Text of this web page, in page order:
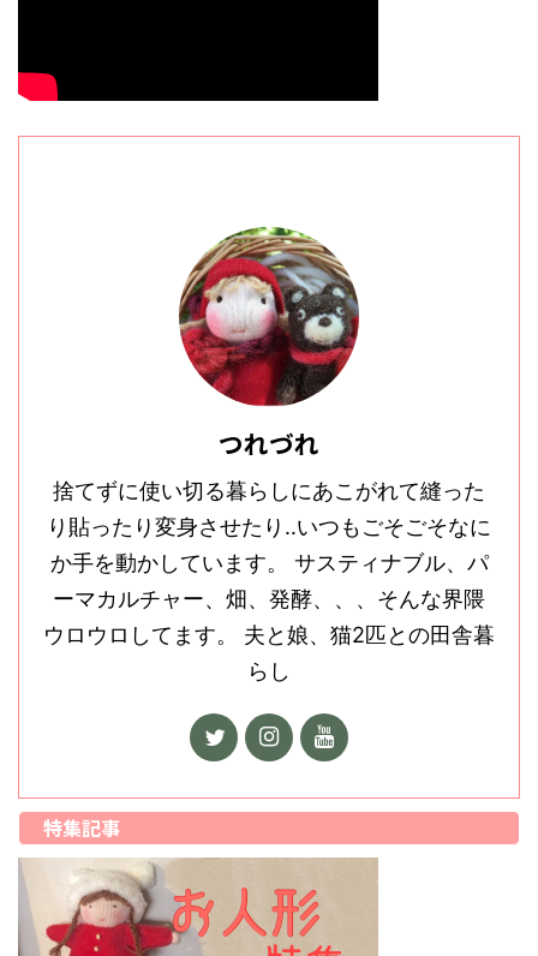
つれづれ
捨てずに使い切る暮らしにあこがれて縫った
り貼ったり変身させたり‥いつもごそごそなに
か手を動かしています。 サスティナブル、パ
ーマカルチャー、畑、発酵、、、そんな界隈
ウロウロしてます。 夫と娘、猫2匹との田舎暮
らし
特集記事